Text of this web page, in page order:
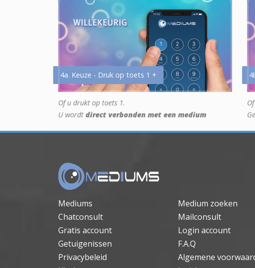
4a. Keuze - Druk op toets 1 +
Of u drukt op toets 1.
U wordt direct verbonden met een medium
Mediums Medium zoeken
Chatconsult
Mailconsult
Gratis account
Login account
Getuigenissen
F.A.Q
Privacybeleid
Algemene